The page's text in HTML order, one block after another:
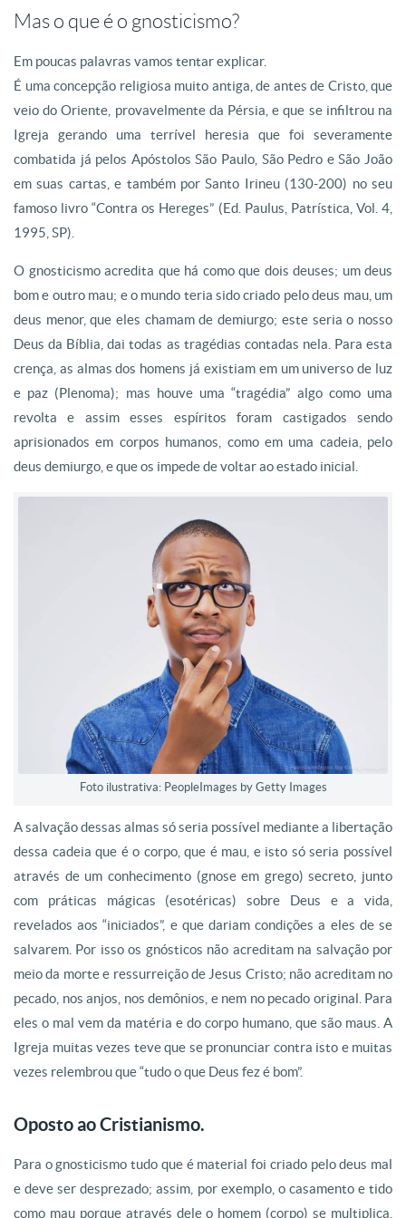
Mas o que é o gnosticismo?
Em poucas palavras vamos tentar explicar.
É uma concepção religiosa muito antiga, de antes de Cristo, que
veio do Oriente, provavelmente da Pérsia, e que se infiltrou na
Igreja gerando uma terrível heresia que foi severamente
combatida já pelos Apóstolos São Paulo, São Pedro e São João
em suas cartas, e também por Santo Irineu (130-200) no seu
famoso livro “Contra os Hereges” (Ed. Paulus, Patrística, Vol. 4,
1995, SP).
O gnosticismo acredita que há como que dois deuses; um deus
bom e outro mau; e o mundo teria sido criado pelo deus mau, um
deus menor, que eles chamam de demiurgo; este seria o nosso
Deus da Bíblia, dai todas as tragédias contadas nela. Para esta
crença, as almas dos homens já existiam em um universo de luz
e paz (Plenoma); mas houve uma “tragédia” algo como uma
revolta e assim esses espíritos foram castigados sendo
aprisionados em corpos humanos, como em uma cadeia, pelo
deus demiurgo, e que os impede de voltar ao estado inicial.
Foto ilustrativa: PeopleImages by Getty Images
A salvação dessas almas só seria possível mediante a libertação
dessa cadeia que é o corpo, que é mau, e isto só seria possível
através de um conhecimento (gnose em grego) secreto, junto
com práticas mágicas (esotéricas) sobre Deus e a vida,
revelados aos “iniciados”, e que dariam condições a eles de se
salvarem. Por isso os gnósticos não acreditam na salvação por
meio da morte e ressurreição de Jesus Cristo; não acreditam no
pecado, nos anjos, nos demônios, e nem no pecado original. Para
eles o mal vem da matéria e do corpo humano, que são maus. A
Igreja muitas vezes teve que se pronunciar contra isto e muitas
vezes relembrou que “tudo o que Deus fez é bom”.
Oposto ao Cristianismo.
Para o gnosticismo tudo que é material foi criado pelo deus mal
e deve ser desprezado; assim, por exemplo, o casamento e tido
como mau porque através dele o homem (corpo) se multiplica.